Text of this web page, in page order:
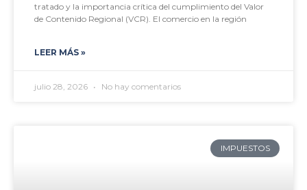
tratado y la importancia crítica del cumplimiento del Valor
de Contenido Regional (VCR). El comercio en la región
LEER MÁS »
julio 28, 2026 No hay comentarios
IMPUESTOS